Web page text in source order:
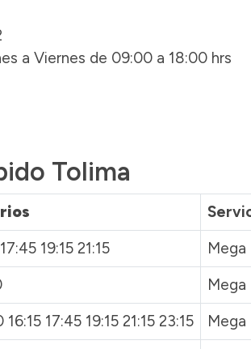
a Viernes de 09:00 a 18:00 hrs
Tolima
19:15 21:15 Mega
Mega
17:45 19:15 21:15 23:15 Mega